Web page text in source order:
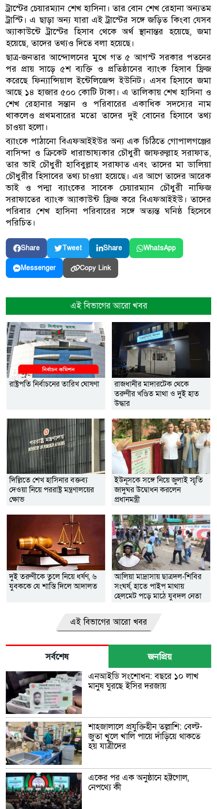
ট্রাস্টের চেয়ারম্যান শেখ হাসিনা। তার বোন শেখ রেহানা অন্যতম
ট্রাস্টি। এ ছাড়া অন্য যারা এই ট্রাস্টের সঙ্গে জড়িত কিংবা যেসব
অ্যাকাউন্টে ট্রাস্টের হিসাব থেকে অর্থ স্থানান্তর হয়েছে, জমা
হয়েছে, তাদের তথ্যও দিতে বলা হয়েছে।
ছাত্র-জনতার আন্দোলনের মুখে গত ৫ আগস্ট সরকার পতনের
পর প্রায় সাড়ে ৫শ ব্যক্তি ও প্রতিষ্ঠানের ব্যাংক হিসাব ফ্রিজ
করেছে ফিন্যান্সিয়াল ইন্টেলিজেন্স ইউনিট। এসব হিসাবে জমা
আছে ১৪ হাজার ৫০০ কোটি টাকা। এ তালিকায় শেখ হাসিনা ও
শেখ রেহানার সন্তান ও পরিবারের একাধিক সদস্যের নাম
থাকলেও প্রথমবারের মতো তাদের দুই বোনের হিসাবে তথ্য
চাওয়া হলো।
ব্যাংকে পাঠানো বিএফআইইউর অন্য এক চিঠিতে গোপালগঞ্জের
বাসিন্দা ও ক্রিকেট ধারাভাষ্যকার চৌধুরী জাফরুল্লাহ সরাফাত,
তার ভাই চৌধুরী হাবিবুল্লাহ সরাফাত এবং তাদের মা ডালিয়া
চৌধুরীর হিসাবের তথ্য চাওয়া হয়েছে। এর আগে তাদের আরেক
ভাই ও পদ্মা ব্যাংকের সাবেক চেয়ারম্যান চৌধুরী নাফিজ
সরাফাতের ব্যাংক অ্যাকাউন্ট ফ্রিজ করে বিএফআইইউ। তাদের
পরিবার শেখ হাসিনা পরিবারের সঙ্গে অত্যন্ত ঘনিষ্ঠ হিসেবে
পরিচিত।
Share Tweet Share WhatsApp
Messenger Copy Link
এই বিভাগের আরো খবর
রাষ্ট্রপতি নির্বাচনের তারিখ ঘোষণা
রাজধানীর মাদারটেক থেকে
তরুণীর খণ্ডিত মাথা ও দুই হাত
উদ্ধার
দিল্লিতে শেখ হাসিনার বক্তব্য
দেওয়া নিয়ে পররাষ্ট্র মন্ত্রণালয়ের
ক্ষোভ
ইউনূসকে সঙ্গে নিয়ে জুলাই স্মৃতি
জাদুঘর উদ্বোধন করলেন
প্রধানমন্ত্রী
দুই তরুণীকে তুলে নিয়ে ধর্ষণ, ৬
যুবককে যে শাস্তি দিলে আদালত
আলিয়া মাদ্রাসায় ছাত্রদল-শিবির
সংঘর্ষ, হাতে পাইপ মাথায়
হেলমেট পড়ে মাঠে যুবদল নেতা
এই বিভাগের আরো খবর
সর্বশেষ জনপ্রিয়
এনআইডি সংশোধন: বছরে ১০ লাখ
মানুষ ঘুরছে ইসির দরজায়
শাহজালালে প্রযুক্তিহীন তল্লাশি: বেল্ট-
জুতা খুলে খালি পায়ে দাঁড়িয়ে থাকতে
হয় যাত্রীদের
একের পর এক অনুষ্ঠানে হট্টগোল,
নেপথ্যে কী